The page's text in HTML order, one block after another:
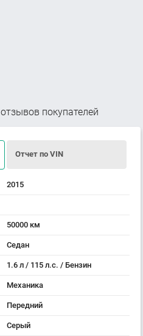
отзывов покупателей
Отчет по VIN
2015
50000 км
Седан
1.6 л / 115 л.с. / Бензин
Механика
Передний
Серый